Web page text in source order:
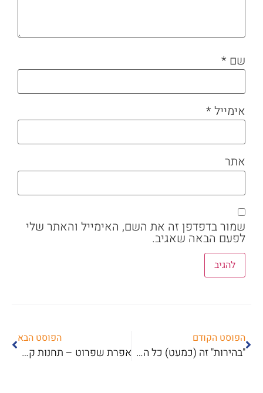
שם *
אימייל *
אתר
שמור בדפדפן זה את השם, האימייל והאתר שלי
לפעם הבאה שאגיב.
הפוסט הקודם
"בהירות" זה (כמעט) כל הסיפור
הפוסט הבא
אפרת שפרוט – תחנות קריירה – מהעסקי לחברתי